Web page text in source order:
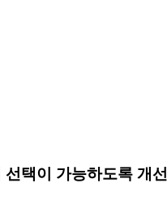
택이 가능하도록 개선